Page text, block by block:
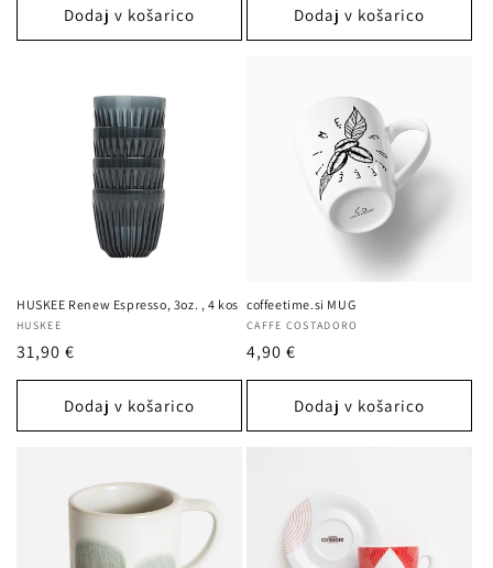
Dodaj v košarico Dodaj v košarico
HUSKEE Renew Espresso, 3oz. , 4 kos
Ponudnik:
HUSKEE
Redna
cena
31,90 €
Dodaj v košarico
coffeetime.si MUG
Ponudnik:
CAFFE COSTADORO
Redna
cena
4,90 €
Dodaj v košarico